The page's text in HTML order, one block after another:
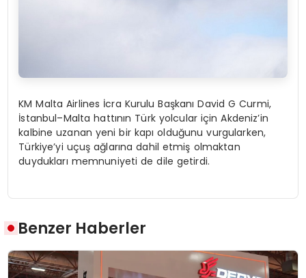
KM Malta Airlines İcra Kurulu Başkanı David G Curmi,
İstanbul–Malta hattının Türk yolcular için Akdeniz’in
kalbine uzanan yeni bir kapı olduğunu vurgularken,
Türkiye’yi uçuş ağlarına dahil etmiş olmaktan
duydukları memnuniyeti de dile getirdi.
Benzer Haberler